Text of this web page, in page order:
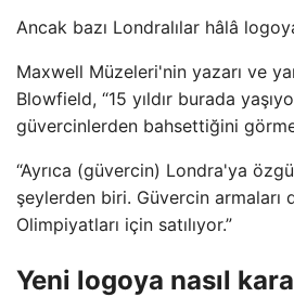
Ancak bazı Londralılar hâlâ
Maxwell Müzeleri'nin yazarı ve
Blowfield, “15 yıldır burada
güvercinlerden bahsettiğini
“Ayrıca (güvercin) Londra'ya
şeylerden biri. Güvercin armaları
Olimpiyatları için satılıyor.”
Yeni logoya nasıl